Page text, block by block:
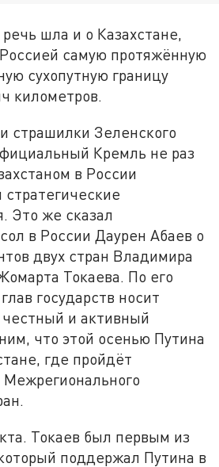
шла и о Казахстане,
самую протяжённую
сухопутную границу
километров.
страшилки Зеленского
Кремль не раз
в России
Это же сказал
в России Даурен Абаев о
двух стран Владимира
Токаева. По его
государств носит
и активный
что этой осенью Путина
где пройдёт
Токаев был первым из
поддержал Путина в